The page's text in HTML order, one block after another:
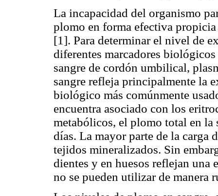
La incapacidad del organismo
plomo en forma efectiva
[1]. Para determinar el nivel de
diferentes marcadores
sangre de cordón umbilical,
sangre refleja principalmente la
biológico más comúnmente
encuentra asociado con los
metabólicos, el plomo total en la
días. La mayor parte de la carga
tejidos mineralizados. Sin
dientes y en huesos reflejan
no se pueden utilizar de